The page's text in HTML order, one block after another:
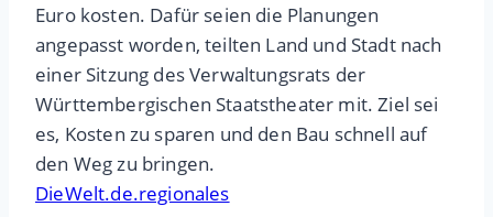
Euro kosten. Dafür seien die Planungen
angepasst worden, teilten Land und Stadt nach
einer Sitzung des Verwaltungsrats der
Württembergischen Staatstheater mit. Ziel sei
es, Kosten zu sparen und den Bau schnell auf
den Weg zu bringen.
DieWelt.de.regionales